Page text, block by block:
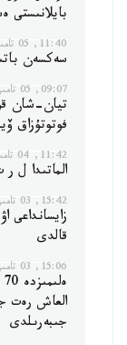
بايلانىستى
11:40, 05 تامىز 2026
سەكسەن
09:07, 05 تامىز 2026
تيان-شان
فوتوتۇزاق
11:42, 04 تامىز 2026
الماتىدا ل
15:42, 03 تامىز 2026
زايسانداعى
قالدى
15:06, 03 تامىز 2026
العاش رەت
جىبەرىلدى